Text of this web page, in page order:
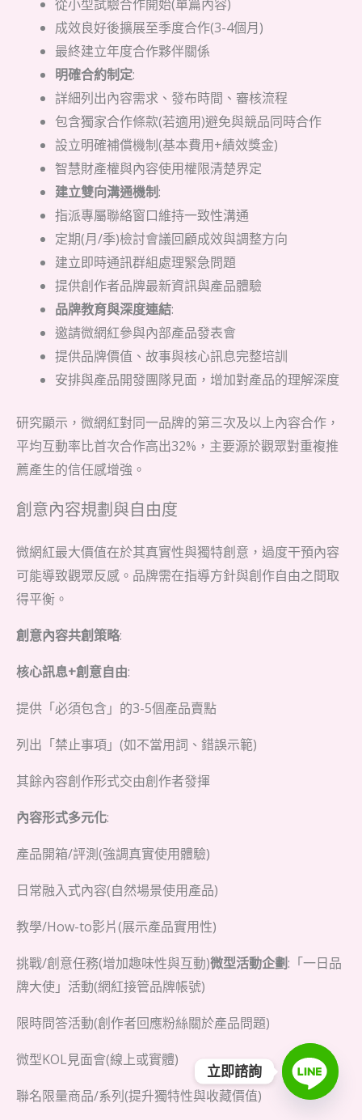
從小型試驗合作開始(單篇內容)
成效良好後擴展至季度合作(3-4個月)
最終建立年度合作夥伴關係
明確合約制定:
詳細列出內容需求、發布時間、審核流程
包含獨家合作條款(若適用)避免與競品同時合作
設立明確補償機制(基本費用+績效獎金)
智慧財產權與內容使用權限清楚界定
建立雙向溝通機制:
指派專屬聯絡窗口維持一致性溝通
定期(月/季)檢討會議回顧成效與調整方向
建立即時通訊群組處理緊急問題
提供創作者品牌最新資訊與產品體驗
品牌教育與深度連結:
邀請微網紅參與內部產品發表會
提供品牌價值、故事與核心訊息完整培訓
安排與產品開發團隊見面，增加對產品的理解深度
研究顯示，微網紅對同一品牌的第三次及以上內容合作，
平均互動率比首次合作高出32%，主要源於觀眾對重複推
薦產生的信任感增強。
創意內容規劃與自由度
微網紅最大價值在於其真實性與獨特創意，過度干預內容
可能導致觀眾反感。品牌需在指導方針與創作自由之間取
得平衡。
創意內容共創策略:
核心訊息+創意自由:
提供「必須包含」的3-5個產品賣點
列出「禁止事項」(如不當用詞、錯誤示範)
其餘內容創作形式交由創作者發揮
內容形式多元化:
產品開箱/評測(強調真實使用體驗)
日常融入式內容(自然場景使用產品)
教學/How-to影片(展示產品實用性)
挑戰/創意任務(增加趣味性與互動)微型活動企劃:「一日品
牌大使」活動(網紅接管品牌帳號)
限時問答活動(創作者回應粉絲關於產品問題)
微型KOL見面會(線上或實體)
聯名限量商品/系列(提升獨特性與收藏價值)
立即諮詢